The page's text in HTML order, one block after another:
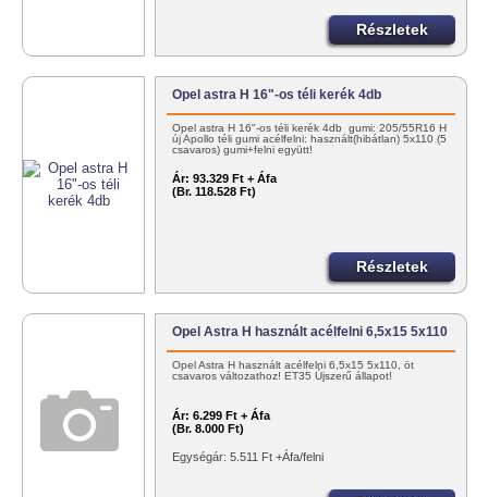
Részletek
Opel astra H 16"-os téli kerék 4db
Opel astra H 16"-os téli kerék 4db gumi: 205/55R16 H
új Apollo téli gumi acélfelni: használt(hibátlan) 5x110 (5
csavaros) gumi+felni együtt!
Ár: 93.329 Ft + Áfa
(Br. 118.528 Ft)
Részletek
Opel Astra H használt acélfelni 6,5x15 5x110
Opel Astra H használt acélfelni 6,5x15 5x110, öt
csavaros változathoz! ET35 Újszerű állapot!
Ár: 6.299 Ft + Áfa
(Br. 8.000 Ft)
Egységár: 5.511 Ft +Áfa/felni